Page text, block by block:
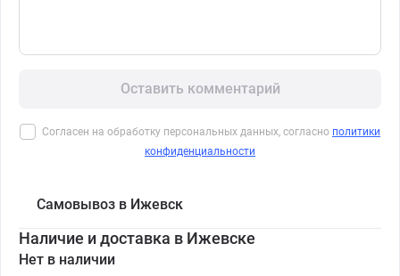
Оставить комментарий
Согласен на обработку персональных данных, согласно политики
конфиденциальности
Самовывоз в Ижевск
Наличие и доставка в Ижевске
Нет в наличии